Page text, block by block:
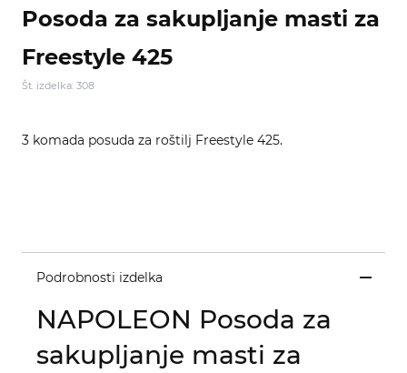
Posoda za sakupljanje masti za
Freestyle 425
Št. izdelka: 308
3 komada posuda za roštilj Freestyle 425.
Podrobnosti izdelka
NAPOLEON Posoda za
sakupljanje masti za